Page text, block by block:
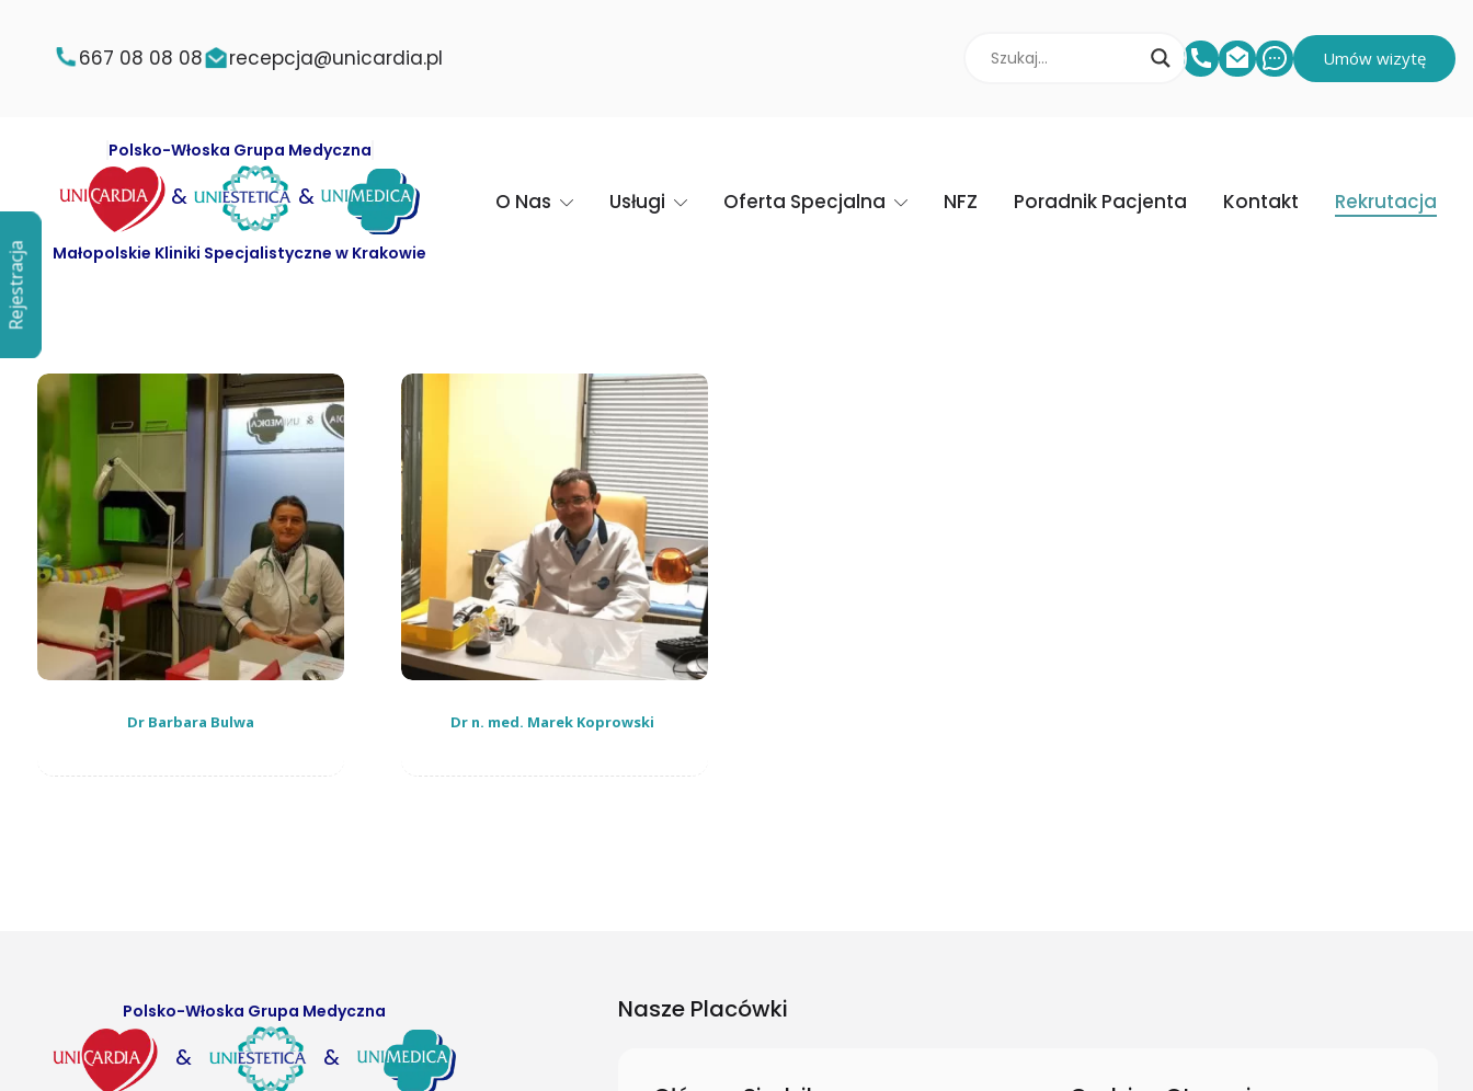
Rejestracja
667 08 08 08 recepcja@unicardia.pl Umów wizytę
Polsko-Włoska Grupa Medyczna
& &
Małopolskie Kliniki Specjalistyczne w Krakowie
O Nas Usługi Oferta Specjalna NFZ Poradnik Pacjenta Kontakt Rekrutacja
Dr Barbara Bulwa Dr n. med. Marek Koprowski
Polsko-Włoska Grupa Medyczna
& &
Nasze Placówki
Rejestracja